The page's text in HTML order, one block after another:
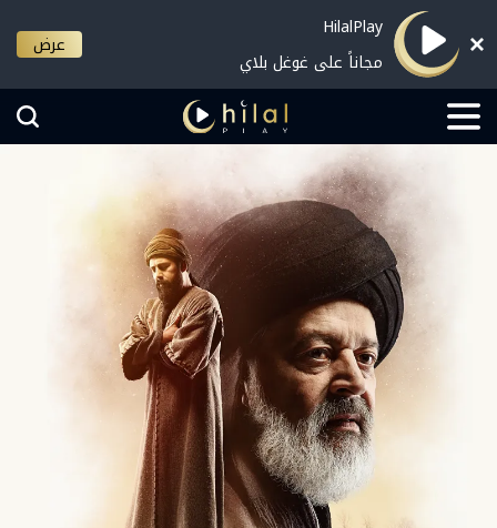
HilalPlay
مجاناً على غوغل بلاي
عرض